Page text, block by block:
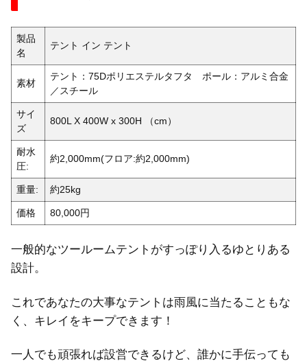
製品
名
テント イン テント
素材
テント：75Dポリエステルタフタ ポール：アルミ合金
／スチール
サイ
ズ
800L X 400W x 300H （cm）
耐水
圧:
約2,000mm(フロア:約2,000mm)
重量: 約25kg
価格 80,000円
一般的なツールームテントがすっぽり入るゆとりある
設計。
これであなたの大事なテントは雨風に当たることもな
く、キレイをキープできます！
一人でも頑張れば設営できるけど、誰かに手伝っても